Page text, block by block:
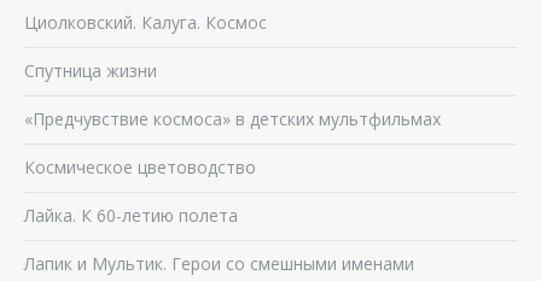
Циолковский. Калуга. Космос
Спутница жизни
«Предчувствие космоса» в детских мультфильмах
Космическое цветоводство
Лайка. К 60-летию полета
Лапик и Мультик. Герои со смешными именами